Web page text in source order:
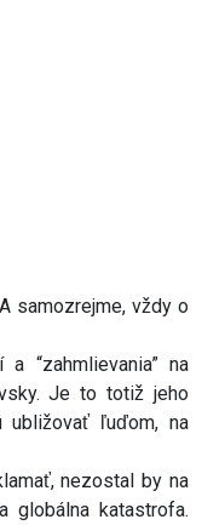
samozrejme, vždy o
“zahmlievania” na
Je to totiž jeho
ubližovať ľuďom, na
nezostal by na
globálna katastrofa.